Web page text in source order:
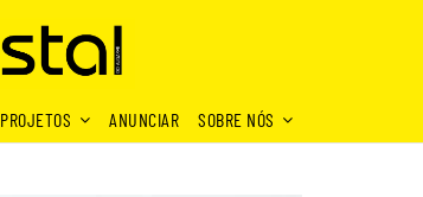
PROJETOS ANUNCIAR SOBRE NÓS